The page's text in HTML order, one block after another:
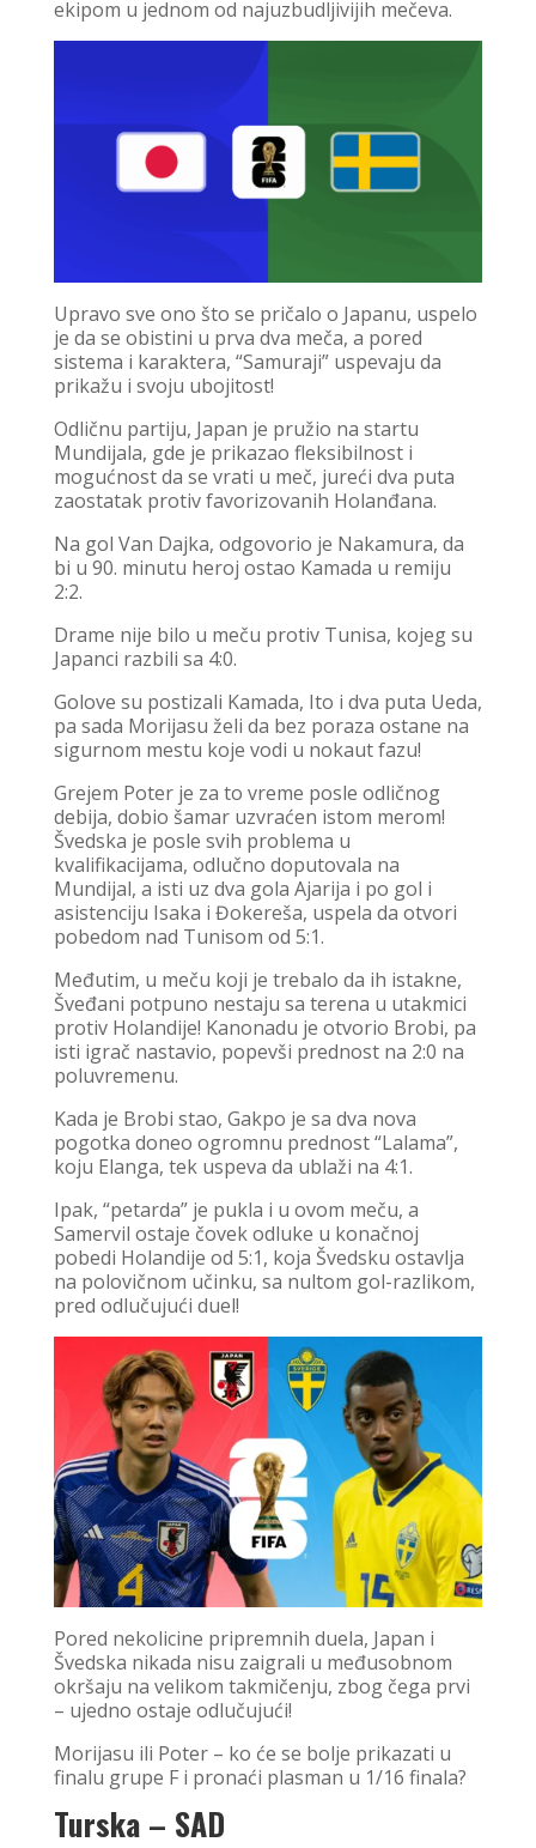
ekipom u jednom od najuzbudljivijih mečeva.
Upravo sve ono što se pričalo o Japanu, uspelo
je da se obistini u prva dva meča, a pored
sistema i karaktera, “Samuraji” uspevaju da
prikažu i svoju ubojitost!
Odličnu partiju, Japan je pružio na startu
Mundijala, gde je prikazao fleksibilnost i
mogućnost da se vrati u meč, jureći dva puta
zaostatak protiv favorizovanih Holanđana.
Na gol Van Dajka, odgovorio je Nakamura, da
bi u 90. minutu heroj ostao Kamada u remiju
2:2.
Drame nije bilo u meču protiv Tunisa, kojeg su
Japanci razbili sa 4:0.
Golove su postizali Kamada, Ito i dva puta Ueda,
pa sada Morijasu želi da bez poraza ostane na
sigurnom mestu koje vodi u nokaut fazu!
Grejem Poter je za to vreme posle odličnog
debija, dobio šamar uzvraćen istom merom!
Švedska je posle svih problema u
kvalifikacijama, odlučno doputovala na
Mundijal, a isti uz dva gola Ajarija i po gol i
asistenciju Isaka i Đokereša, uspela da otvori
pobedom nad Tunisom od 5:1.
Međutim, u meču koji je trebalo da ih istakne,
Šveđani potpuno nestaju sa terena u utakmici
protiv Holandije! Kanonadu je otvorio Brobi, pa
isti igrač nastavio, popevši prednost na 2:0 na
poluvremenu.
Kada je Brobi stao, Gakpo je sa dva nova
pogotka doneo ogromnu prednost “Lalama”,
koju Elanga, tek uspeva da ublaži na 4:1.
Ipak, “petarda” je pukla i u ovom meču, a
Samervil ostaje čovek odluke u konačnoj
pobedi Holandije od 5:1, koja Švedsku ostavlja
na polovičnom učinku, sa nultom gol-razlikom,
pred odlučujući duel!
Pored nekolicine pripremnih duela, Japan i
Švedska nikada nisu zaigrali u međusobnom
okršaju na velikom takmičenju, zbog čega prvi
– ujedno ostaje odlučujući!
Morijasu ili Poter – ko će se bolje prikazati u
finalu grupe F i pronaći plasman u 1/16 finala?
Turska – SAD